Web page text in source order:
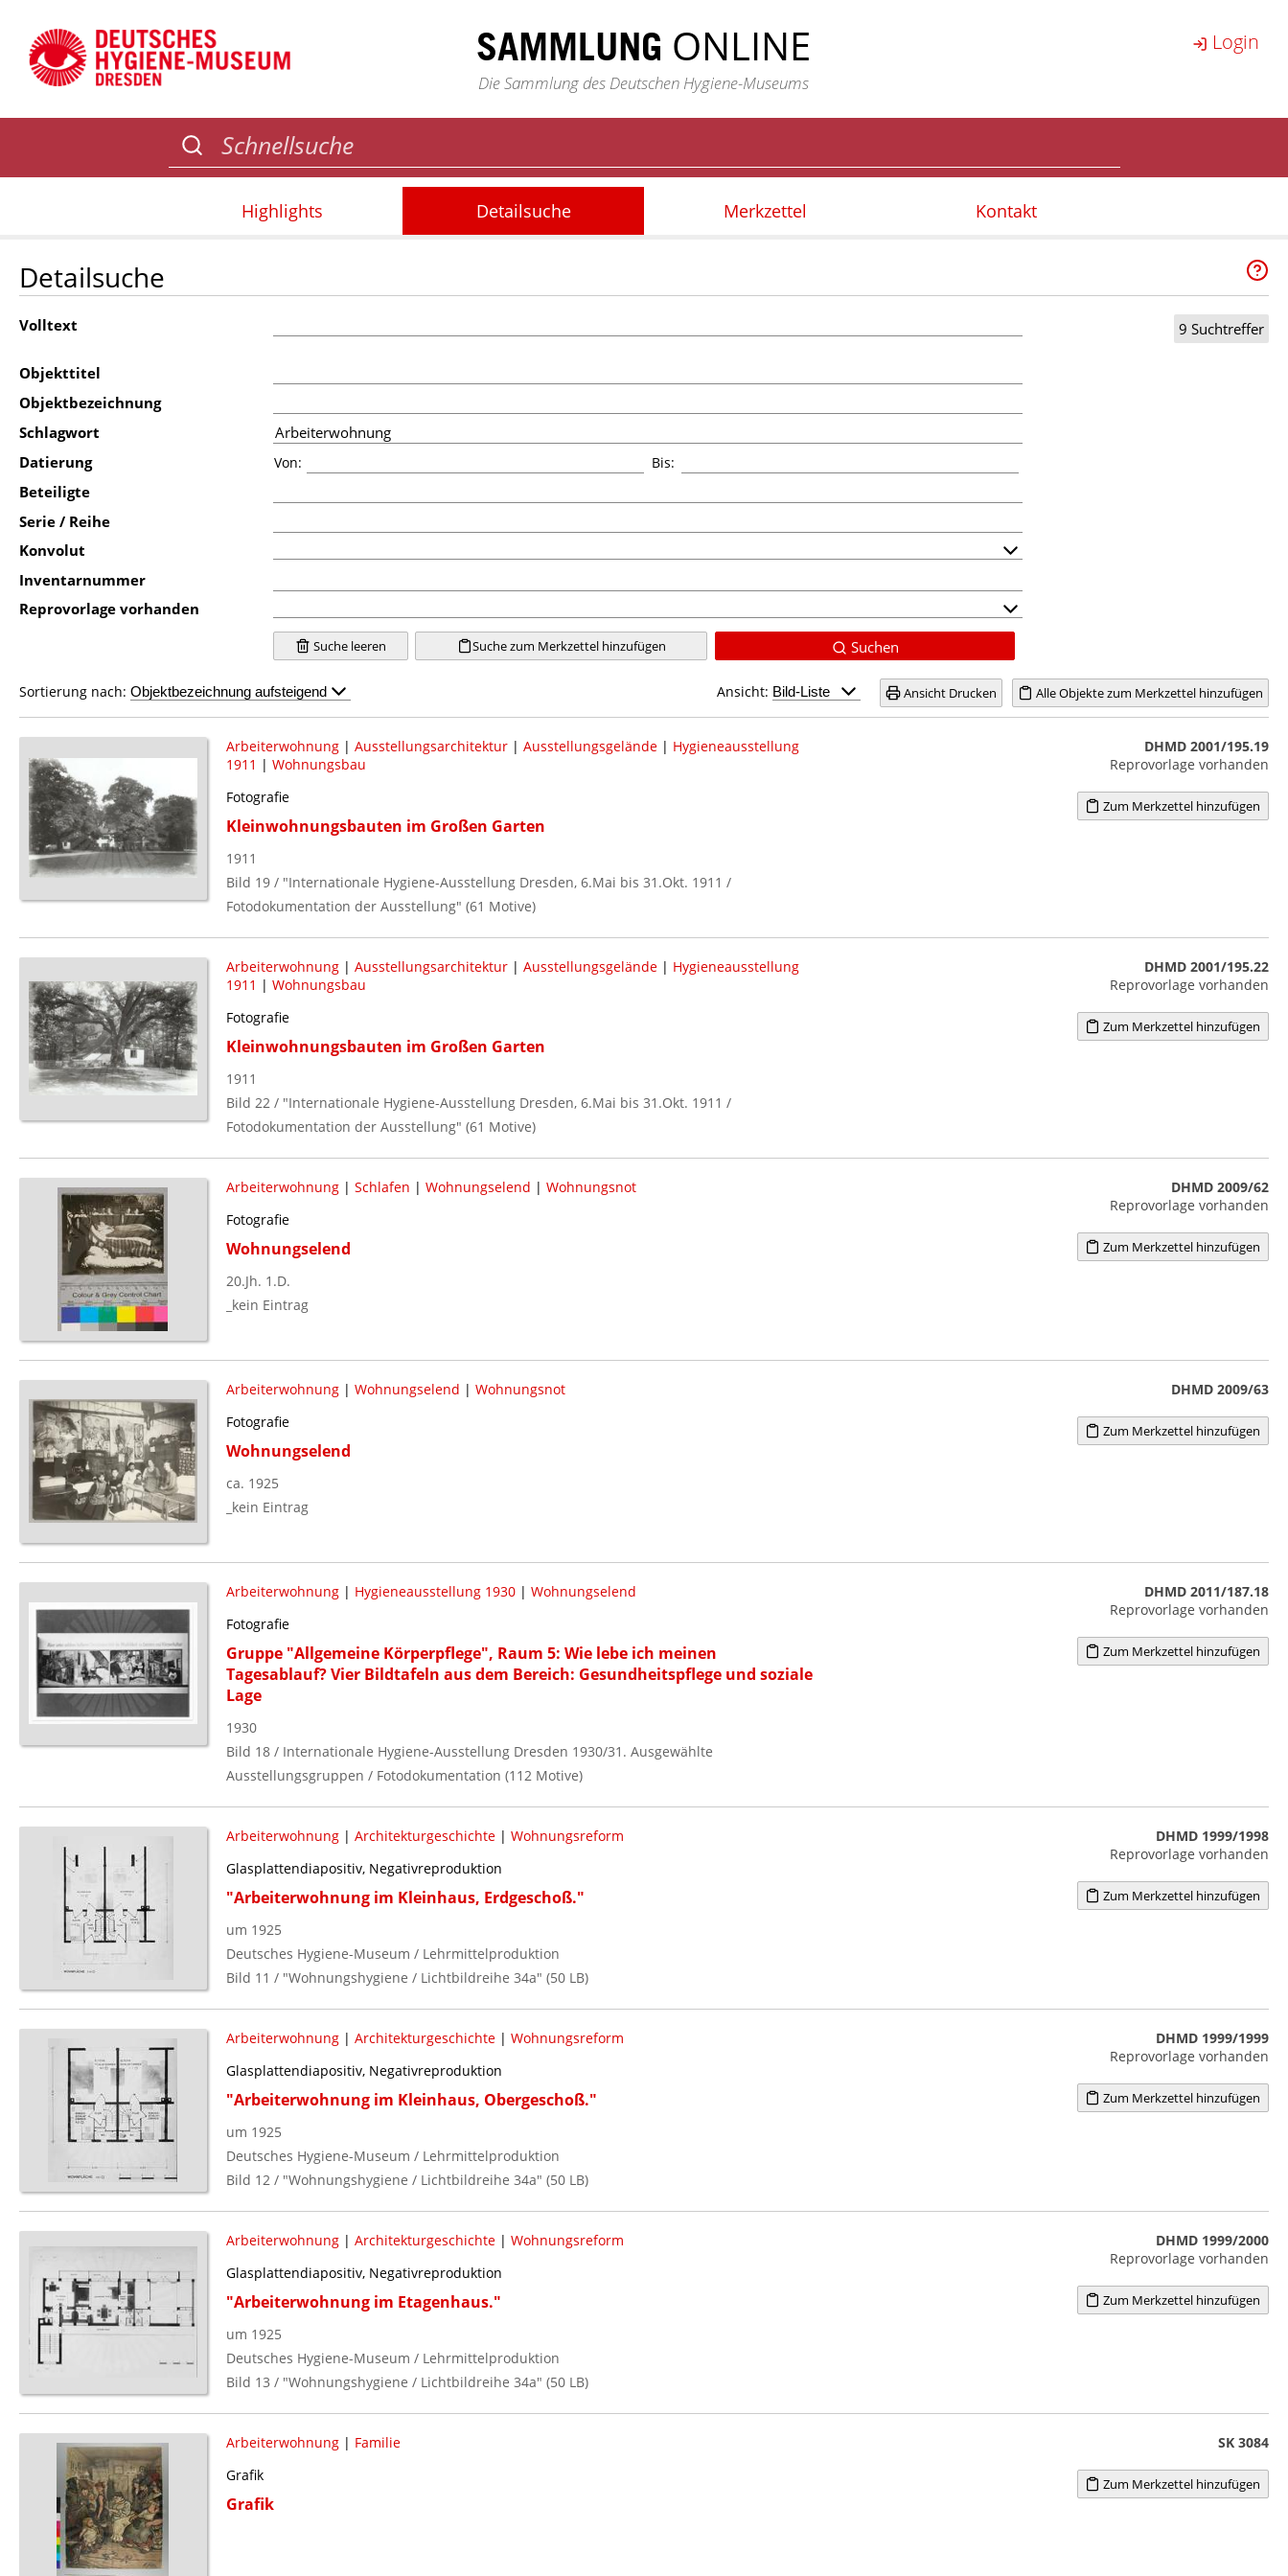
SAMMLUNG ONLINE
Die Sammlung des Deutschen Hygiene-Museums
Login
Highlights Detailsuche Merkzettel Kontakt
Detailsuche
9 Suchtreffer
Volltext
Objekttitel
Objektbezeichnung
Schlagwort
Datierung
Von: Bis:
Beteiligte
Serie / Reihe
Konvolut
Inventarnummer
Reprovorlage vorhanden
Suche leeren Suche zum Merkzettel hinzufügen Suchen
Alle Objekte zum Merkzettel hinzufügen
Ansicht Drucken
Ansicht:
Sortierung nach:
Arbeiterwohnung| Ausstellungsarchitektur| Ausstellungsgelände| Hygieneausstellung
1911 | Wohnungsbau
Fotografie
Kleinwohnungsbauten im Großen Garten
1911
Bild 19 / "Internationale Hygiene-Ausstellung Dresden, 6.Mai bis 31.Okt. 1911 /
Fotodokumentation der Ausstellung" (61 Motive)
DHMD 2001/195.19
Reprovorlage vorhanden
Zum Merkzettel hinzufügen
Arbeiterwohnung| Ausstellungsarchitektur| Ausstellungsgelände| Hygieneausstellung
1911 | Wohnungsbau
Fotografie
Kleinwohnungsbauten im Großen Garten
1911
Bild 22 / "Internationale Hygiene-Ausstellung Dresden, 6.Mai bis 31.Okt. 1911 /
Fotodokumentation der Ausstellung" (61 Motive)
DHMD 2001/195.22
Reprovorlage vorhanden
Zum Merkzettel hinzufügen
Arbeiterwohnung| Schlafen | Wohnungselend | Wohnungsnot
Fotografie
Wohnungselend
20.Jh. 1.D.
_kein Eintrag
DHMD 2009/62
Reprovorlage vorhanden
Zum Merkzettel hinzufügen
Arbeiterwohnung| Wohnungselend | Wohnungsnot
Fotografie
Wohnungselend
ca. 1925
_kein Eintrag
DHMD 2009/63
Zum Merkzettel hinzufügen
Arbeiterwohnung| Hygieneausstellung 1930| Wohnungselend
Fotografie
Gruppe "Allgemeine Körperpflege", Raum 5: Wie lebe ich meinen
Tagesablauf? Vier Bildtafeln aus dem Bereich: Gesundheitspflege und soziale
Lage
1930
Bild 18 / Internationale Hygiene-Ausstellung Dresden 1930/31. Ausgewählte
Ausstellungsgruppen / Fotodokumentation (112 Motive)
DHMD 2011/187.18
Reprovorlage vorhanden
Zum Merkzettel hinzufügen
Arbeiterwohnung| Architekturgeschichte| Wohnungsreform
Glasplattendiapositiv, Negativreproduktion
"Arbeiterwohnung im Kleinhaus, Erdgeschoß."
um 1925
Deutsches Hygiene-Museum / Lehrmittelproduktion
Bild 11 / "Wohnungshygiene / Lichtbildreihe 34a" (50 LB)
DHMD 1999/1998
Reprovorlage vorhanden
Zum Merkzettel hinzufügen
Arbeiterwohnung| Architekturgeschichte| Wohnungsreform
Glasplattendiapositiv, Negativreproduktion
"Arbeiterwohnung im Kleinhaus, Obergeschoß."
um 1925
Deutsches Hygiene-Museum / Lehrmittelproduktion
Bild 12 / "Wohnungshygiene / Lichtbildreihe 34a" (50 LB)
DHMD 1999/1999
Reprovorlage vorhanden
Zum Merkzettel hinzufügen
Arbeiterwohnung| Architekturgeschichte| Wohnungsreform
Glasplattendiapositiv, Negativreproduktion
"Arbeiterwohnung im Etagenhaus."
um 1925
Deutsches Hygiene-Museum / Lehrmittelproduktion
Bild 13 / "Wohnungshygiene / Lichtbildreihe 34a" (50 LB)
DHMD 1999/2000
Reprovorlage vorhanden
Zum Merkzettel hinzufügen
Arbeiterwohnung| Familie
Grafik
Grafik
SK 3084
Zum Merkzettel hinzufügen